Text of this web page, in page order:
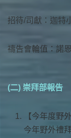
招待/司獻：迦特
禱告會輪值：諾
(二) 崇拜部報告
【今年度野
今年野外禮